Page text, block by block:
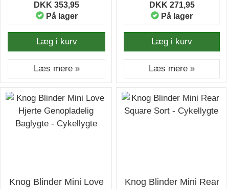
DKK 353,95
På lager
Læg i kurv
Læs mere »
DKK 271,95
På lager
Læg i kurv
Læs mere »
Knog Blinder Mini Love
Knog Blinder Mini Rear